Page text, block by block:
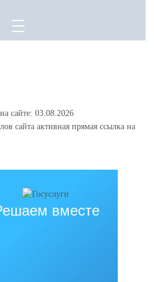
сайте: 03.08.2026
сайта активная прямая ссылка на
вместе